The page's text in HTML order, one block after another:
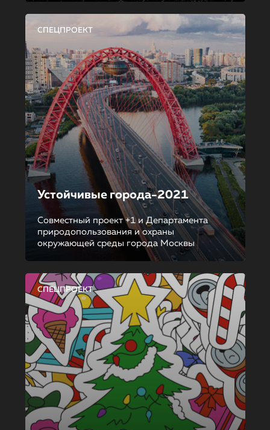
СПЕЦПРОЕКТ
Устойчивые города-2021
Совместный проект +1 и Департамента
природопользования и охраны
окружающей среды города Москвы
СПЕЦПРОЕКТ